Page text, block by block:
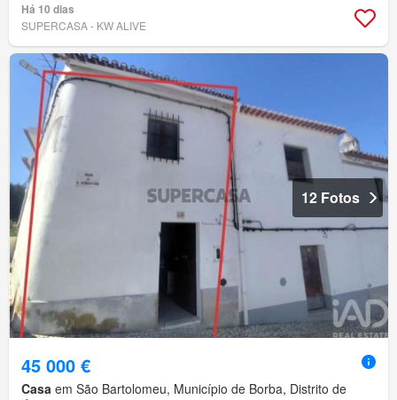
Há 10 dias
SUPERCASA - KW ALIVE
12 Fotos
45 000 €
Casa em São Bartolomeu, Município de Borba, Distrito de